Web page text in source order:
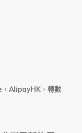
， AlipayHK ， 轉數